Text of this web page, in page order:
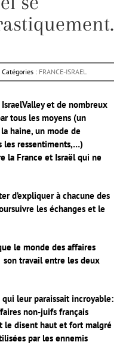
Catégories : FRANCE-ISRAEL
IsraelValley et de nombreux
tous les moyens (un
la haine, un mode de
les ressentiments,…)
la France et Israël qui ne
d’expliquer à chacune des
les échanges et le
le monde des affaires
son travail entre les deux
leur paraissait incroyable:
non-juifs français
le disent haut et fort malgré
par les ennemis